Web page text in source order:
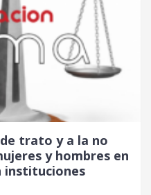
trato y a la no
y hombres en